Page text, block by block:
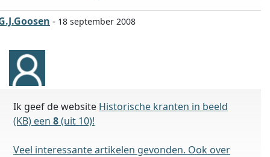
- 18 september 2008
Ik geef de website Historische kranten in beeld
(KB) een 8(uit 10)!
Veel interessante artikelen gevonden. Ook over